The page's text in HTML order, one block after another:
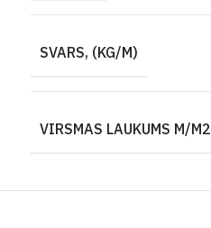
SVARS, (KG/M)
VIRSMAS LAUKUMS M/M2